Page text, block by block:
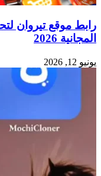
رابط موقع تيروان
المجانية 2026
يونيو 12, 2026